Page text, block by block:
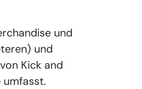
und
und
Kick and
umfasst.